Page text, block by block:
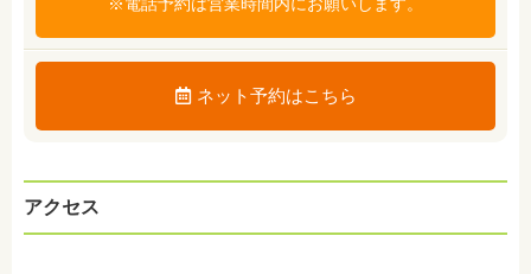
ネット予約はこちら
アクセス